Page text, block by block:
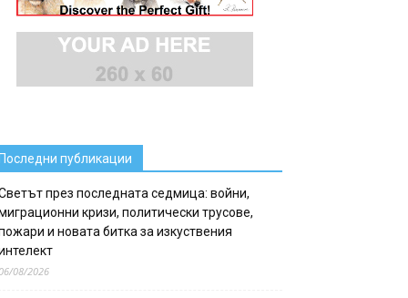
публикации
през последната седмица: войни,
кризи, политически трусове,
и новата битка за изкуствения
08/2026